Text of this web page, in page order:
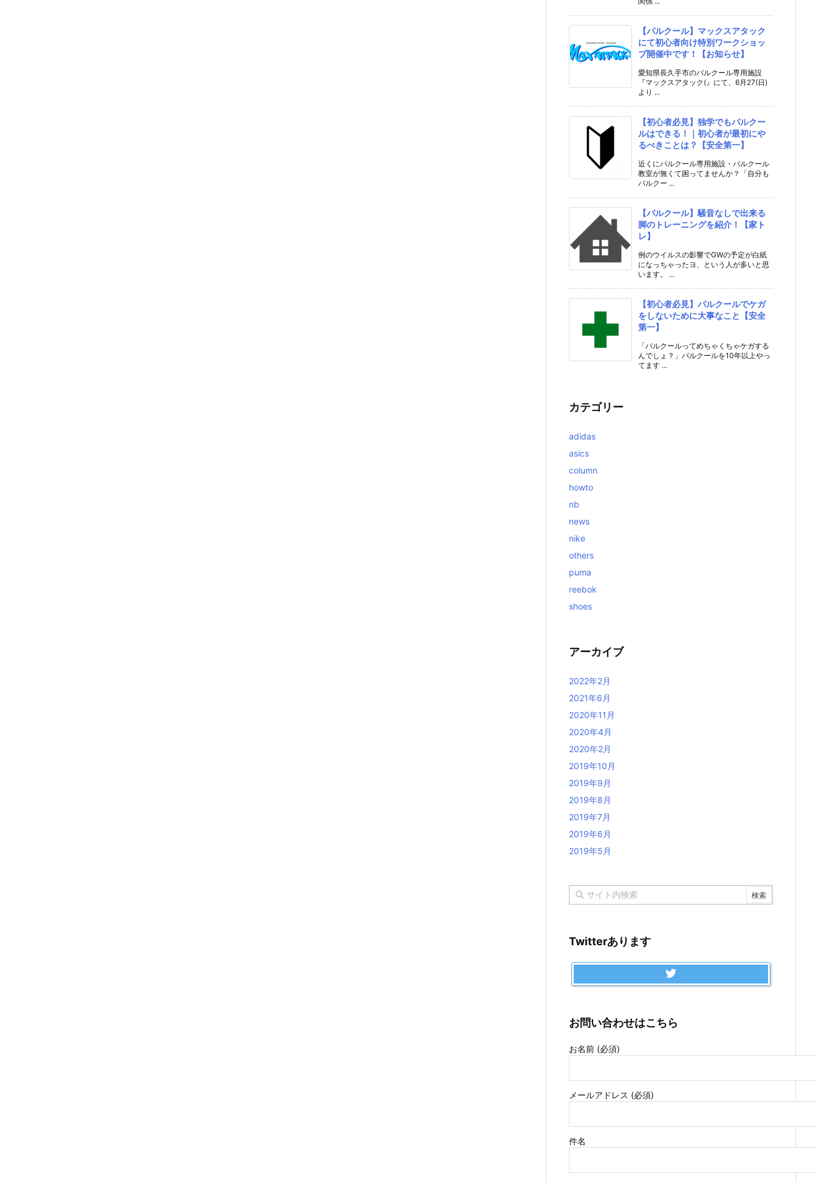
【パルクール】マックスアタック
にて初心者向け特別ワークショッ
プ開催中です！【お知らせ】
愛知県長久手市のパルクール専用施設
『マックスアタック(』にて、6月27(日)
より ...
【初心者必見】独学でもパルクー
ルはできる！｜初心者が最初にや
るべきことは？【安全第一】
近くにパルクール専用施設・パルクール
教室が無くて困ってませんか？「自分も
パルクー ...
【パルクール】騒音なしで出来る
脚のトレーニングを紹介！【家ト
レ】
例のウイルスの影響でGWの予定が白紙
になっちゃったヨ、という人が多いと思
います。 ...
【初心者必見】パルクールでケガ
をしないために大事なこと【安全
第一】
「パルクールってめちゃくちゃケガする
んでしょ？」パルクールを10年以上やっ
てます ...
カテゴリー
adidas
asics
column
howto
nb
news
nike
others
puma
reebok
shoes
アーカイブ
2022年2月
2021年6月
2020年11月
2020年4月
2020年2月
2019年10月
2019年9月
2019年8月
2019年7月
2019年6月
2019年5月
Twitterあります
お問い合わせはこちら
お名前 (必須)
メールアドレス (必須)
件名